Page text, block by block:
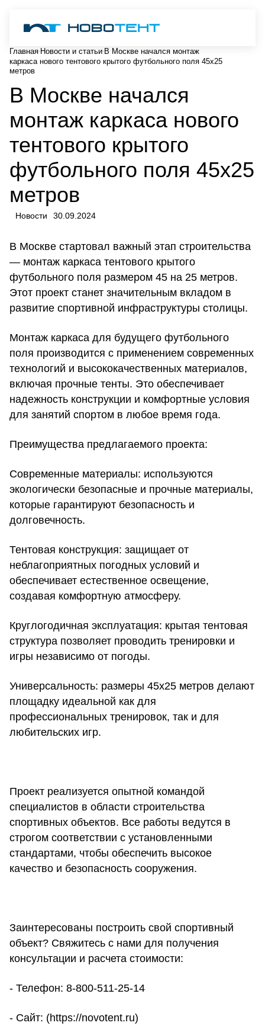
Главная Новости и статьи В Москве начался монтаж
каркаса нового тентового крытого футбольного поля 45x25
метров
В Москве начался
монтаж каркаса нового
тентового крытого
футбольного поля 45x25
метров
Новости 30.09.2024
В Москве стартовал важный этап строительства
— монтаж каркаса тентового крытого
футбольного поля размером 45 на 25 метров.
Этот проект станет значительным вкладом в
развитие спортивной инфраструктуры столицы.
Монтаж каркаса для будущего футбольного
поля производится с применением современных
технологий и высококачественных материалов,
включая прочные тенты. Это обеспечивает
надежность конструкции и комфортные условия
для занятий спортом в любое время года.
Преимущества предлагаемого проекта:
Современные материалы: используются
экологически безопасные и прочные материалы,
которые гарантируют безопасность и
долговечность.
Тентовая конструкция: защищает от
неблагоприятных погодных условий и
обеспечивает естественное освещение,
создавая комфортную атмосферу.
Круглогодичная эксплуатация: крытая тентовая
структура позволяет проводить тренировки и
игры независимо от погоды.
Универсальность: размеры 45x25 метров делают
площадку идеальной как для
профессиональных тренировок, так и для
любительских игр.
Проект реализуется опытной командой
специалистов в области строительства
спортивных объектов. Все работы ведутся в
строгом соответствии с установленными
стандартами, чтобы обеспечить высокое
качество и безопасность сооружения.
Заинтересованы построить свой спортивный
объект? Свяжитесь с нами для получения
консультации и расчета стоимости:
- Телефон: 8-800-511-25-14
- Сайт: (https://novotent.ru)